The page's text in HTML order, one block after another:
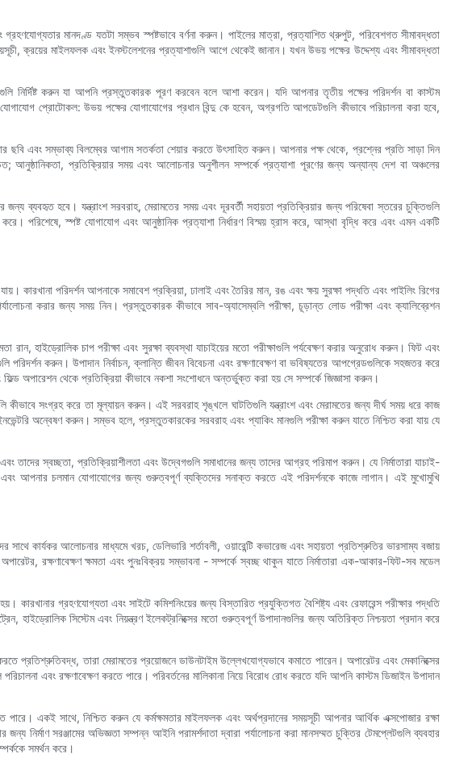
মানদণ্ড যতটা সম্ভব স্পষ্টভাবে বর্ণনা করুন। পাইলের মাত্রা, প্রত্যাশিত থ্রুপুট, পরিবেশগত সীমাবদ্ধতা
ক্রয়ের মাইলফলক এবং ইনস্টলেশনের প্রত্যাশাগুলি আগে থেকেই জানান। যখন উভয় পক্ষের উদ্দেশ্য এবং সীমাবদ্ধতা
নির্দিষ্ট করুন যা আপনি প্রস্তুতকারক পূরণ করবেন বলে আশা করেন। যদি আপনার তৃতীয় পক্ষের পরিদর্শন বা কাস্টম
প্রোটোকল: উভয় পক্ষের যোগাযোগের প্রধান বিন্দু কে হবেন, অগ্রগতি আপডেটগুলি কীভাবে পরিচালনা করা হবে,
ছবি এবং সম্ভাব্য বিলম্বের আগাম সতর্কতা শেয়ার করতে উৎসাহিত করুন। আপনার পক্ষ থেকে, প্রশ্নের প্রতি সাড়া দিন
প্রতিক্রিয়ার সময় এবং আলোচনার অনুশীলন সম্পর্কে প্রত্যাশা পূরণের জন্য অন্যান্য দেশ বা অঞ্চলের
ব্যবহৃত হবে। যন্ত্রাংশ সরবরাহ, মেরামতের সময় এবং দূরবর্তী সহায়তা প্রতিক্রিয়ার জন্য পরিষেবা স্তরের চুক্তিগুলি
পরিশেষে, স্পষ্ট যোগাযোগ এবং আনুষ্ঠানিক প্রত্যাশা নির্ধারণ বিস্ময় হ্রাস করে, আস্থা বৃদ্ধি করে এবং এমন একটি
কারখানা পরিদর্শন আপনাকে সমাবেশ প্রক্রিয়া, ঢালাই এবং তৈরির মান, রঙ এবং ক্ষয় সুরক্ষা পদ্ধতি এবং পাইলিং রিগের
করার জন্য সময় নিন। প্রস্তুতকারক কীভাবে সাব-অ্যাসেম্বলি পরীক্ষা, চূড়ান্ত লোড পরীক্ষা এবং ক্যালিব্রেশন
রান, হাইড্রোলিক চাপ পরীক্ষা এবং সুরক্ষা ব্যবস্থা যাচাইয়ের মতো পরীক্ষাগুলি পর্যবেক্ষণ করার অনুরোধ করুন। ফিট এবং
পরিদর্শন করুন। উপাদান নির্বাচন, ক্লান্তি জীবন বিবেচনা এবং রক্ষণাবেক্ষণ বা ভবিষ্যতের আপগ্রেডগুলিকে সহজতর করে
অপারেশন থেকে প্রতিক্রিয়া কীভাবে নকশা সংশোধনে অন্তর্ভুক্ত করা হয় সে সম্পর্কে জিজ্ঞাসা করুন।
কীভাবে সংগ্রহ করে তা মূল্যায়ন করুন। এই সরবরাহ শৃঙ্খলে ঘাটতিগুলি যন্ত্রাংশ এবং মেরামতের জন্য দীর্ঘ সময় ধরে কাজ
অন্বেষণ করুন। সম্ভব হলে, প্রস্তুতকারকের সরবরাহ এবং প্যাকিং মানগুলি পরীক্ষা করুন যাতে নিশ্চিত করা যায় যে
তাদের স্বচ্ছতা, প্রতিক্রিয়াশীলতা এবং উদ্বেগগুলি সমাধানের জন্য তাদের আগ্রহ পরিমাপ করুন। যে নির্মাতারা যাচাই-
এবং আপনার চলমান যোগাযোগের জন্য গুরুত্বপূর্ণ ব্যক্তিদের সনাক্ত করতে এই পরিদর্শনকে কাজে লাগান। এই মুখোমুখি
কার্যকর আলোচনার মাধ্যমে খরচ, ডেলিভারি শর্তাবলী, ওয়ারেন্টি কভারেজ এবং সহায়তা প্রতিশ্রুতির ভারসাম্য বজায়
রক্ষণাবেক্ষণ ক্ষমতা এবং পুনঃবিক্রয় সম্ভাবনা - সম্পর্কে স্বচ্ছ থাকুন যাতে নির্মাতারা এক-আকার-ফিট-সব মডেল
গ্রহণযোগ্যতা এবং সাইটে কমিশনিংয়ের জন্য বিস্তারিত প্রযুক্তিগত বৈশিষ্ট্য এবং রেফারেন্স পরীক্ষার পদ্ধতি
হাইড্রোলিক সিস্টেম এবং নিয়ন্ত্রণ ইলেকট্রনিক্সের মতো গুরুত্বপূর্ণ উপাদানগুলির জন্য অতিরিক্ত নিশ্চয়তা প্রদান করে
প্রতিশ্রুতিবদ্ধ, তারা মেরামতের প্রয়োজনে ডাউনটাইম উল্লেখযোগ্যভাবে কমাতে পারেন। অপারেটর এবং মেকানিক্সের
এবং রক্ষণাবেক্ষণ করতে পারে। পরিবর্তনের মালিকানা নিয়ে বিরোধ রোধ করতে যদি আপনি কাস্টম ডিজাইন উপাদান
একই সাথে, নিশ্চিত করুন যে কর্মক্ষমতার মাইলফলক এবং অর্থপ্রদানের সময়সূচী আপনার আর্থিক এক্সপোজার রক্ষা
নির্মাণ সরঞ্জামের অভিজ্ঞতা সম্পন্ন আইনি পরামর্শদাতা দ্বারা পর্যালোচনা করা মানসম্মত চুক্তির টেমপ্লেটগুলি ব্যবহার
সমর্থন করে।